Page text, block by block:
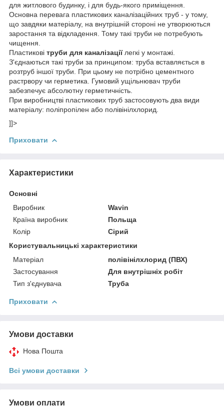
для житлового будинку, і для будь-якого приміщення.
Основна перевага пластикових каналізаційних труб - у тому,
що завдяки матеріалу, на внутрішній стороні не утворюються
заростання та відкладення. Тому такі труби не потребують
чищення.
Пластикові труби для каналізаціїлегкі у монтажі.
З'єднаються такі труби за принципом: труба вставляється в
розтруб іншої труби. При цьому не потрібно цементного
растрвору чи герметика. Гумовий ущільнювач труби
забезпечує абсолютну герметичність.
При виробництві пластикових труб застосовують два види
матеріалу: поліпропілен або полівінілхлорид.
]]>
Приховати
Характеристики
Основні
Виробник
Wavin
Країна виробник
Польща
Колір
Сірий
Користувальницькі характеристики
Матеріал
полівінілхлорид (ПВХ)
Застосування
Для внутрішніх робіт
Тип з'єднувача
Труба
Приховати
Умови доставки
Нова Пошта
Всі умови доставки
Умови оплати